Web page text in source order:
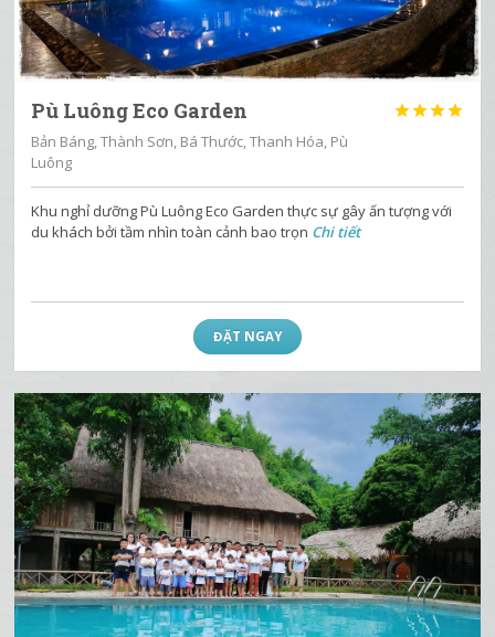
Pù Luông Eco Garden 
Bản Báng, Thành Sơn, Bá Thước, Thanh Hóa, Pù
Luông
Khu nghỉ dưỡng Pù Luông Eco Garden thực sự gây ấn tượng với
du khách bởi tầm nhìn toàn cảnh bao trọn Chi tiết
ĐẶT NGAY